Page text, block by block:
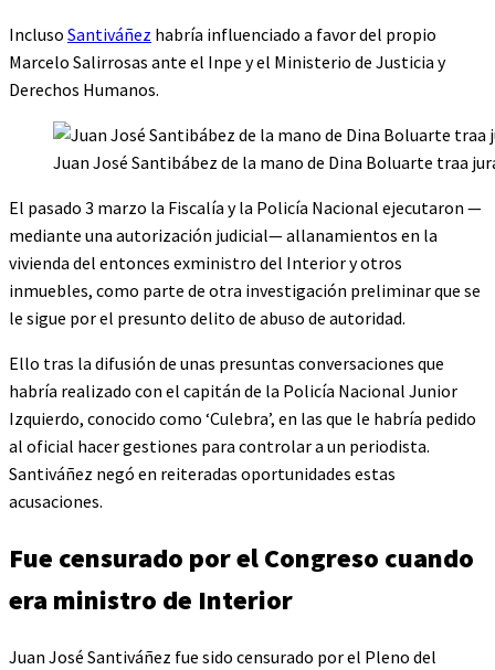
Incluso Santiváñez habría influenciado a favor del propio
Marcelo Salirrosas ante el Inpe y el Ministerio de Justicia y
Derechos Humanos.
Juan José Santibábez de la mano de Dina Boluarte traa
El pasado 3 marzo la Fiscalía y la Policía Nacional ejecutaron —
mediante una autorización judicial— allanamientos en la
vivienda del entonces exministro del Interior y otros
inmuebles, como parte de otra investigación preliminar que se
le sigue por el presunto delito de abuso de autoridad.
Ello tras la difusión de unas presuntas conversaciones que
habría realizado con el capitán de la Policía Nacional Junior
Izquierdo, conocido como ‘Culebra’, en las que le habría pedido
al oficial hacer gestiones para controlar a un periodista.
Santiváñez negó en reiteradas oportunidades estas
acusaciones.
Fue censurado por el Congreso cuando
era ministro de Interior
Juan José Santiváñez fue sido censurado por el Pleno del